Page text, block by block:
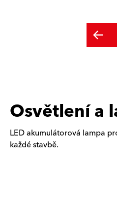
Osvětlení a
LED akumulátorová lampa
každé stavbě.